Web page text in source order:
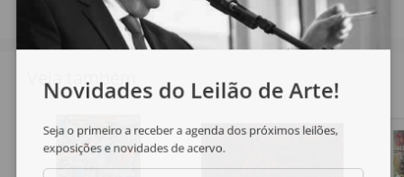
Veja também
Novidades do Leilão de Arte!
Seja o primeiro a receber a agenda dos próximos leilões,
exposições e novidades de acervo.